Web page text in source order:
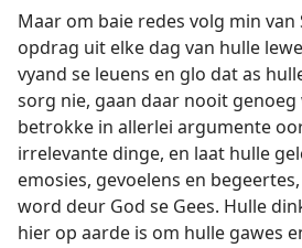
Maar om baie redes volg min van
opdrag uit elke dag van hulle
vyand se leuens en glo dat as
sorg nie, gaan daar nooit genoeg
betrokke in allerlei argumente
irrelevante dinge, en laat hulle
emosies, gevoelens en
word deur God se Gees. Hulle
hier op aarde is om hulle gawes